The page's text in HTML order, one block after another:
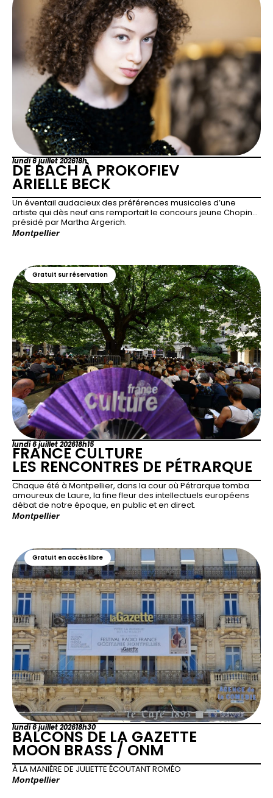
lundi 6 juillet 202618h
DE BACH À PROKOFIEV
ARIELLE BECK
Un éventail audacieux des préférences musicales d’une
artiste qui dès neuf ans remportait le concours jeune Chopin…
présidé par Martha Argerich.
Montpellier
Gratuit sur réservation
lundi 6 juillet 202618h15
FRANCE CULTURE
LES RENCONTRES DE PÉTRARQUE
Chaque été à Montpellier, dans la cour où Pétrarque tomba
amoureux de Laure, la fine fleur des intellectuels européens
débat de notre époque, en public et en direct.
Montpellier
Gratuit en accès libre
lundi 6 juillet 202618h30
BALCONS DE LA GAZETTE
MOON BRASS / ONM
À LA MANIÈRE DE JULIETTE ÉCOUTANT ROMÉO
Montpellier